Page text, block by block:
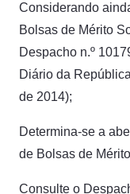
Considerando
Bolsas de Mérito
Despacho n.º
Diário da
de 2014);
Determina-se a
de Bolsas de
Consulte o